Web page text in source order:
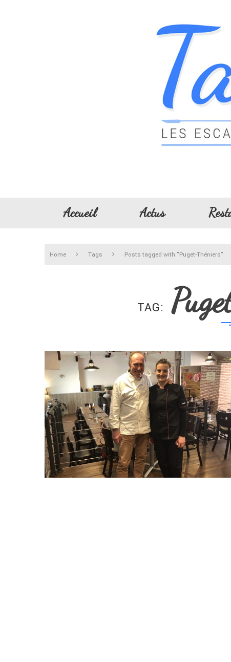
Accueil Actus
Home Tags Posts tagged with "Puget-Théniers"
TAG